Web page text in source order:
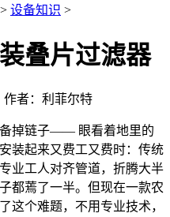
> 设备知识 >
叠片过滤器
作者：利菲尔特
掉链子—— 眼看着地里的
装起来又费工又费时：传统
业工人对齐管道，折腾大半
都蔫了一半。但现在一款农
这个难题，不用专业技术，